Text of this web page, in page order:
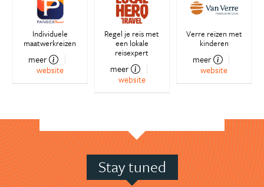
Individuele
maatwerkreizen
meer
website
Regel je reis met
een lokale
reisexpert
meer
website
Verre reizen met
kinderen
meer
website
Stay tuned